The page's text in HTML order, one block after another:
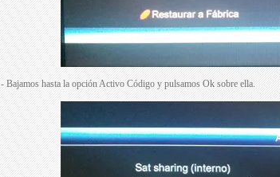
- Bajamos hasta la opción Activo Código y pulsamos Ok sobre ella.